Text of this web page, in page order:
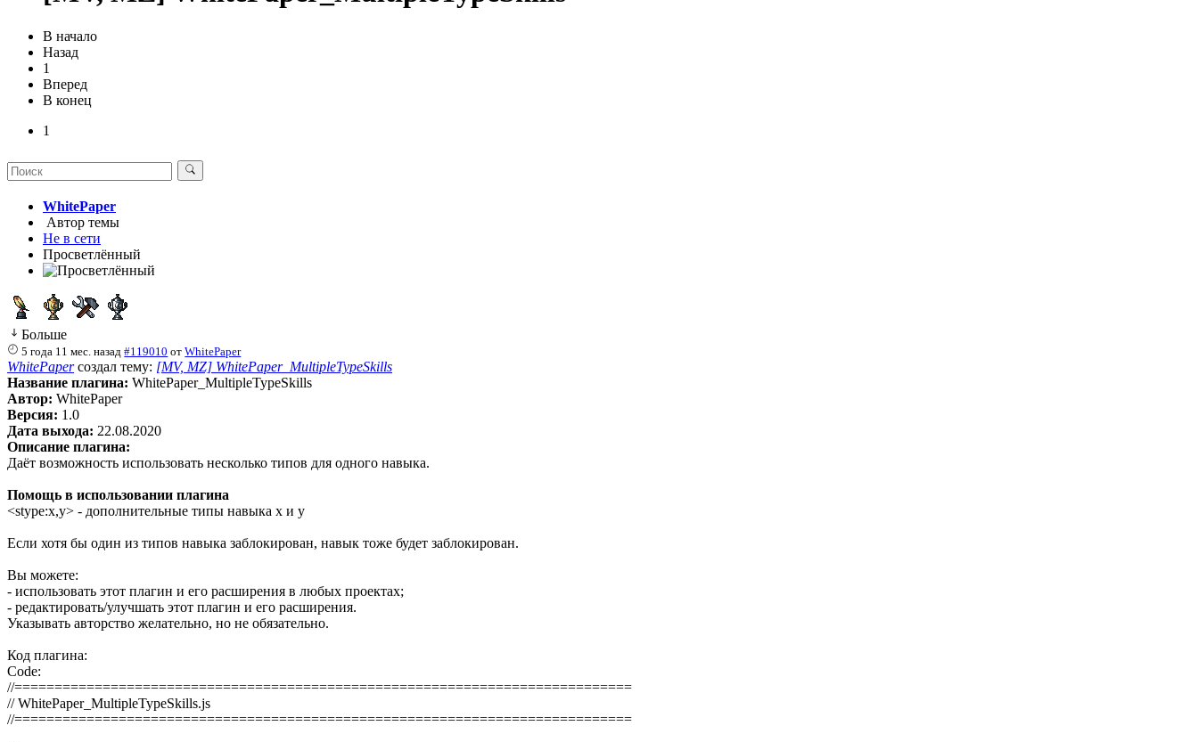
В начало
Назад
1
Вперед
В конец
1
WhitePaper
Автор темы
Не в сети
Просветлённый
Больше
5 года 11 мес. назад #119010 отWhitePaper
WhitePaperсоздал тему: [MV, MZ] WhitePaper_MultipleTypeSkills
Название плагина: WhitePaper_MultipleTypeSkills
Автор: WhitePaper
Версия: 1.0
Дата выхода: 22.08.2020
Описание плагина:
Даёт возможность использовать несколько типов для одного навыка.
Помощь в использовании плагина
<stype:x,y> - дополнительные типы навыка x и y
Если хотя бы один из типов навыка заблокирован, навык тоже будет заблокирован.
Вы можете:
- использовать этот плагин и его расширения в любых проектах;
- редактировать/улучшать этот плагин и его расширения.
Указывать авторство желательно, но не обязательно.
Код плагина:
Code:
//=============================================================================
// WhitePaper_MultipleTypeSkills.js
//=============================================================================